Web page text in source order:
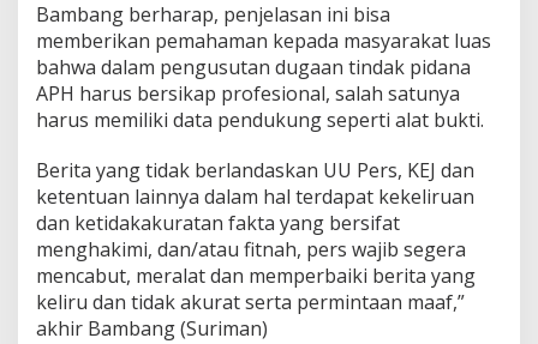
Bambang berharap, penjelasan ini bisa
memberikan pemahaman kepada masyarakat luas
bahwa dalam pengusutan dugaan tindak pidana
APH harus bersikap profesional, salah satunya
harus memiliki data pendukung seperti alat bukti.
Berita yang tidak berlandaskan UU Pers, KEJ dan
ketentuan lainnya dalam hal terdapat kekeliruan
dan ketidakakuratan fakta yang bersifat
menghakimi, dan/atau fitnah, pers wajib segera
mencabut, meralat dan memperbaiki berita yang
keliru dan tidak akurat serta permintaan maaf,”
akhir Bambang (Suriman)